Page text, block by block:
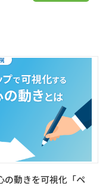
の動きを可視化「ペ